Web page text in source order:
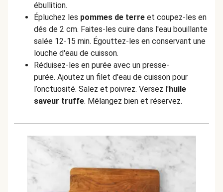
ébullition.
Épluchez les pommes de terre et coupez-les en
dés de 2 cm. Faites-les cuire dans l'eau bouillante
salée 12-15 min. Égouttez-les en conservant une
louche d'eau de cuisson.
Réduisez-les en purée avec un presse-
purée. Ajoutez un filet d'eau de cuisson pour
l’onctuosité. Salez et poivrez. Versez l'huile
saveur truffe. Mélangez bien et réservez.